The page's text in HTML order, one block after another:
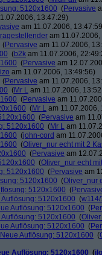
5120x1600 (Pervasive
13:47:29)
am 11.07.2006,
am
(Pervasive am 11.07.2006,
(b2k am 11.07.2006,
(Pervasive am
am 11.07.2006, 13:49:56)
(Pervasive am 11.07.2006,
(Mr L am 11.07.2006,
(Pervasive am
(Mr L am 11.07.2006,
(Pervasive am
5120x1600 (Mr L am
(john-cord am
(Oliver_nur echt mit 2
(Pervasive am
(Oliver_nur echt
5120x1600 (Pervasive am
5120x1600 (Oliver_nur
5120x1600 (
Auflösung: 5120x1600 (
Auflösung: 5120x1600 (
Auflösung: 5120x1600 (
Auflösung: 5120x1600 (
Auflösung: 5120x1600 (
Auflösung: 5120x1600 (